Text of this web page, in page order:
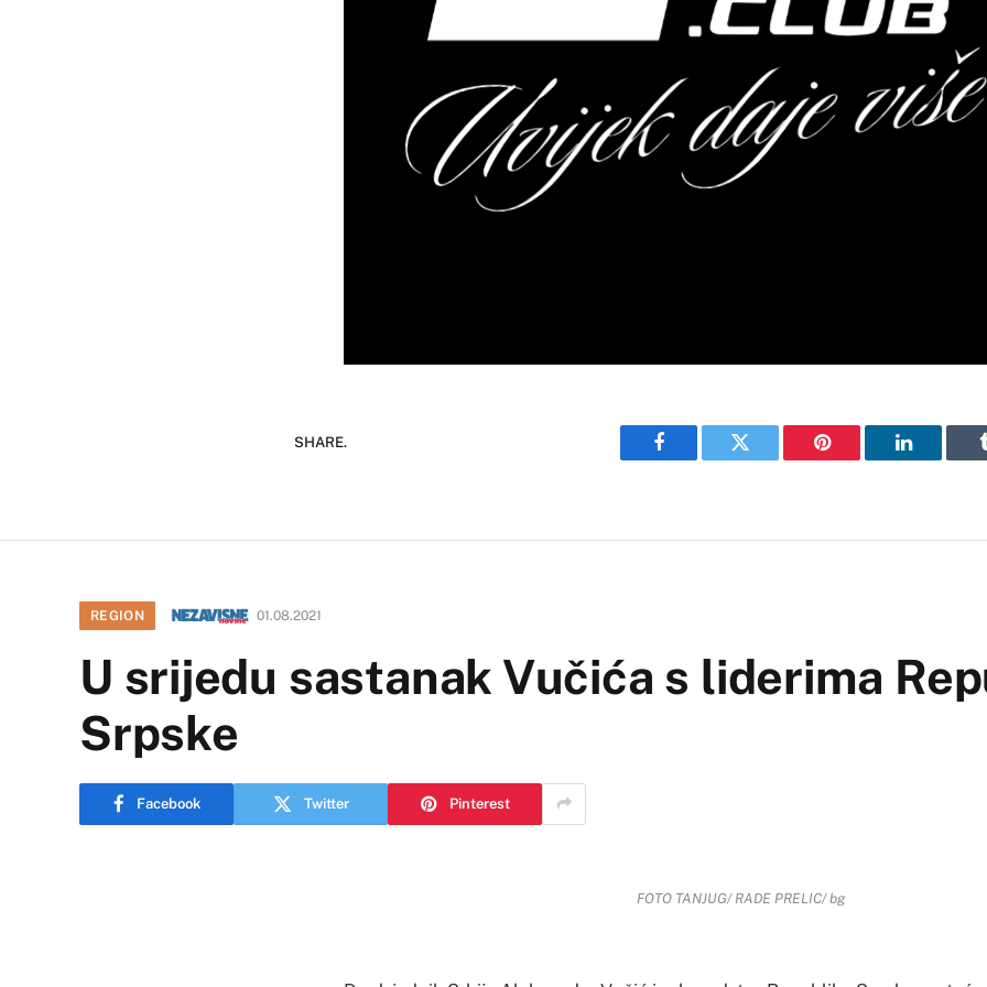
SHARE.
Facebook Twitter Pinterest LinkedIn
REGION 01.08.2021
U srijedu sastanak Vučića s liderima
Srpske
Facebook Twitter Pinterest
FOTO TANJUG/ RADE PRELIC/ bg